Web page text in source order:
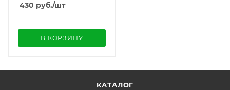
430 руб./шт
В КОРЗИНУ
КАТАЛОГ